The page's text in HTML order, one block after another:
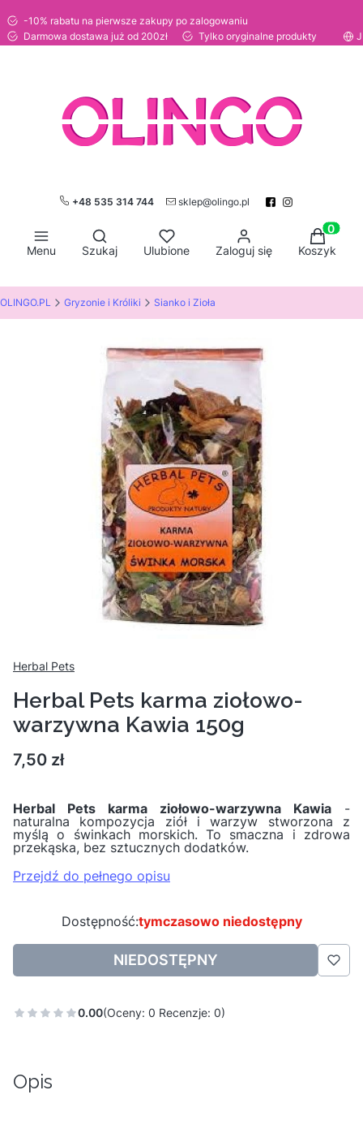
-10% rabatu na pierwsze zakupy po zalogowaniu
Darmowa dostawa już od 200zł
Tylko oryginalne produkty
+48 535 314 744 sklep@olingo.pl
Menu
Otwórz wyszukiwarkę
Szukaj Ulubione Zaloguj się Koszyk
OLINGO.PL Gryzonie i Króliki Sianko i Zioła
Herbal Pets
Herbal Pets karma ziołowo-
warzywna Kawia 150g
Cena
7,50 zł
Herbal Pets karma ziołowo-warzywna Kawia -
naturalna kompozycja ziół i warzyw stworzona z
myślą o świnkach morskich. To smaczna i zdrowa
przekąska, bez sztucznych dodatków.
Przejdź do pełnego opisu
Dostępność:tymczasowo niedostępny
NIEDOSTĘPNY
0.00(Oceny: 0 Recenzje: 0)
Opis